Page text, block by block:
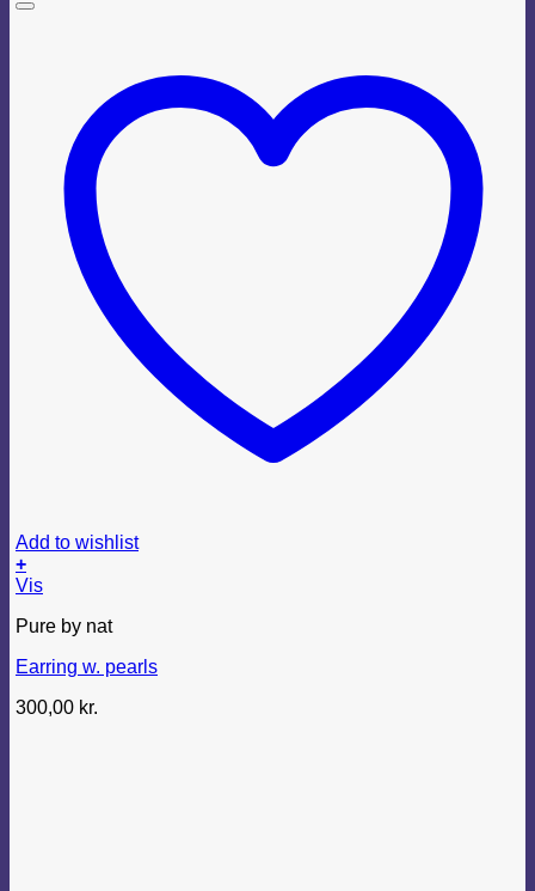
Add to wishlist
+
Vis
Pure by nat
Earring w. pearls
300,00 kr.